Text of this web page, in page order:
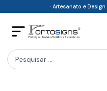
content
· Artesanato e
Search
...